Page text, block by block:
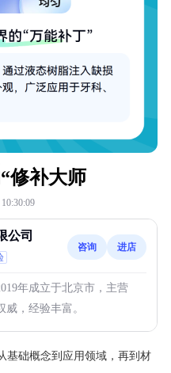
修补大师
公司
咨询 进店
年成立于北京市，主营
，经验丰富。
基础概念到应用领域，再到材